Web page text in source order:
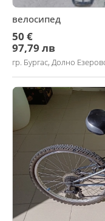
велосипед
50 €
97,79 лв
гр. Бургас, Долно